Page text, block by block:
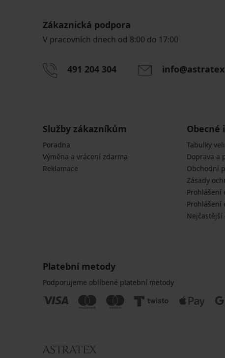
Zákaznická podpora
V pracovních dnech od 8:00 do 17:00
491 204 304
Služby zákazníkům
Poradna
Výměna a vrácení zdarma
Reklamace
Obecné
Tabulky
Doprava a
Obchodní
Zásady
Prohlášení
Prohlášení
Nejčastější
Platební metody
Podporujeme oblíbené platební metody